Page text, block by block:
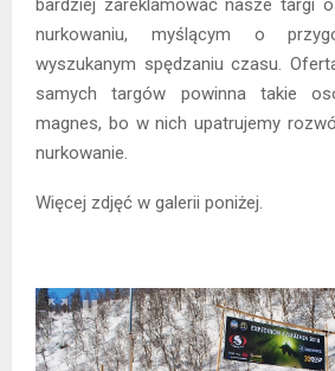
bardziej zareklamować nasze targi
nurkowaniu, myślącym o
wyszukanym spędzaniu czasu.
samych targów powinna takie
magnes, bo w nich upatrujemy
nurkowanie.
Więcej zdjęć w galerii poniżej.